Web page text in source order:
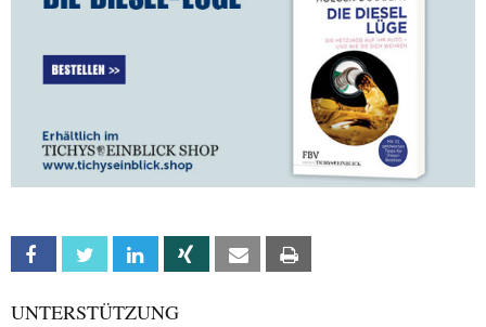
Facebook Twitter Linkedin Xing Email
UNTERSTÜTZUNG